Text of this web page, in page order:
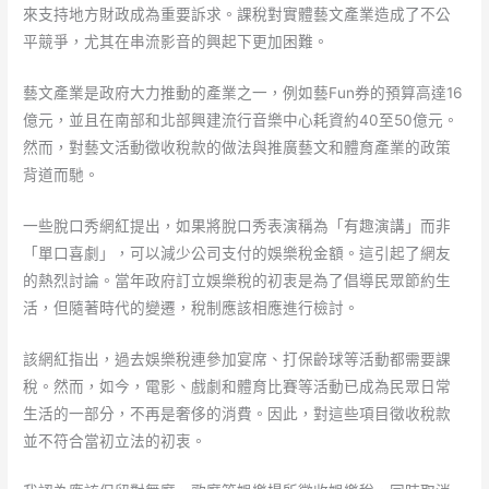
來支持地方財政成為重要訴求。課稅對實體藝文產業造成了不公
平競爭，尤其在串流影音的興起下更加困難。
藝文產業是政府大力推動的產業之一，例如藝Fun券的預算高達16
億元，並且在南部和北部興建流行音樂中心耗資約40至50億元。
然而，對藝文活動徵收稅款的做法與推廣藝文和體育產業的政策
背道而馳。
一些脫口秀網紅提出，如果將脫口秀表演稱為「有趣演講」而非
「單口喜劇」，可以減少公司支付的娛樂稅金額。這引起了網友
的熱烈討論。當年政府訂立娛樂稅的初衷是為了倡導民眾節約生
活，但隨著時代的變遷，稅制應該相應進行檢討。
該網紅指出，過去娛樂稅連參加宴席、打保齡球等活動都需要課
稅。然而，如今，電影、戲劇和體育比賽等活動已成為民眾日常
生活的一部分，不再是奢侈的消費。因此，對這些項目徵收稅款
並不符合當初立法的初衷。